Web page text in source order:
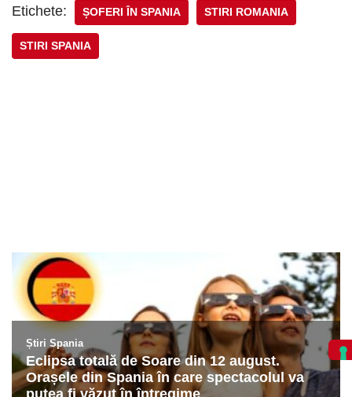
Etichete: ȘOFERI ÎN SPANIA STIRI ROMANIA
STIRI SPANIA